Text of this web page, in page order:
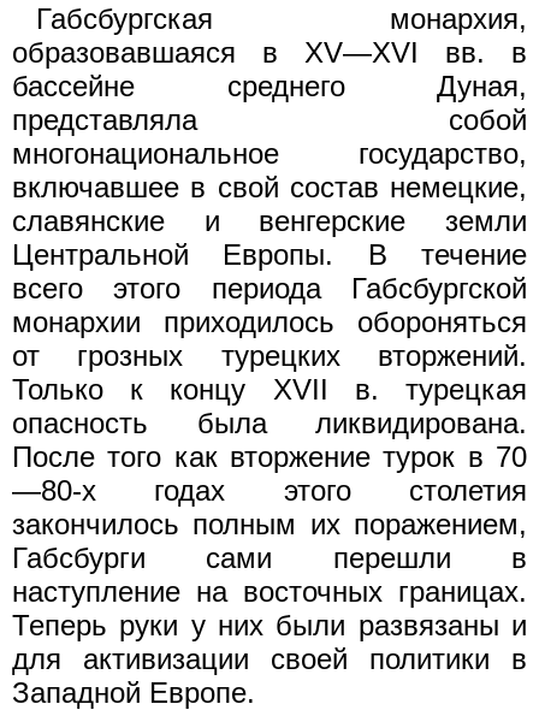
Габсбургская монархия,
образовавшаяся в XV—XVI вв. в
бассейне среднего Дуная,
представляла собой
многонациональное государство,
включавшее в свой состав немецкие,
славянские и венгерские земли
Центральной Европы. В течение
всего этого периода Габсбургской
монархии приходилось обороняться
от грозных турецких вторжений.
Только к концу XVII в. турецкая
опасность была ликвидирована.
После того как вторжение турок в 70
—80-х годах этого столетия
закончилось полным их поражением,
Габсбурги сами перешли в
наступление на восточных границах.
Теперь руки у них были развязаны и
для активизации своей политики в
Западной Европе.